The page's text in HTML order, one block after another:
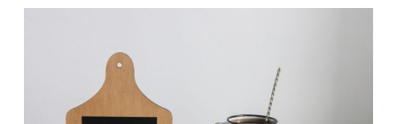
retter, der tilfredsstiller enhver smag. Et ga...